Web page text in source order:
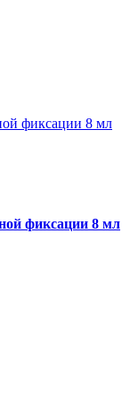
фиксации 8 мл